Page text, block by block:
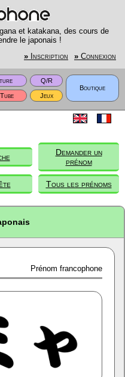
et katakana, des cours de
le japonais !
» Inscription » Connexion
Q/R
Boutique
Jeux
Demander un
prénom
Tous les prénoms
Prénom francophone